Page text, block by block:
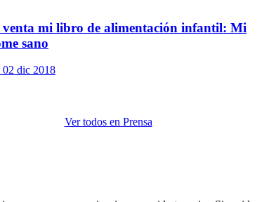
venta mi libro de alimentación infantil: Mi
sano
02 dic 2018
Ver todos en Prensa